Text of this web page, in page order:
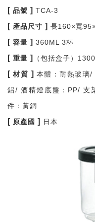
[ 品號 ] TCA-3
[ 產品尺寸 ] 長160×寬
[ 容量 ] 360ML 3杯
[ 重量 ] （包括盒子）
[材質 ] 本體：耐熱玻璃/
鋁/ 酒精燈底盤：PP/ 支
件：黃銅
[ 原產國 ] 日本